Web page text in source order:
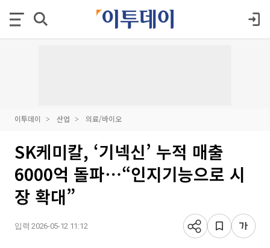
이투데이 산업 의료/바이오
SK케미칼, ‘기넥신’ 누적 매출
6000억 돌파⋯“인지기능으로 시
장 확대”
입력 2026-05-12 11:12